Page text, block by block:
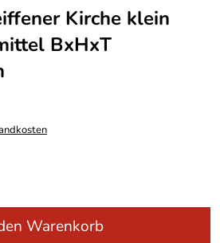
Kirche klein
BxHxT
Warenkorb